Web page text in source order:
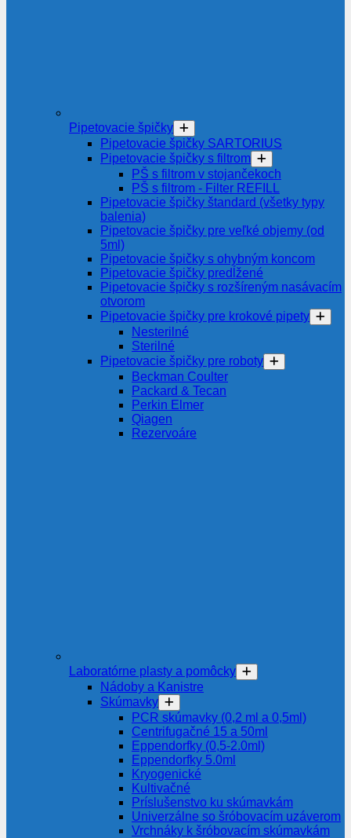
Pipetovacie špičky
Pipetovacie špičky SARTORIUS
Pipetovacie špičky s filtrom
PŠ s filtrom v stojančekoch
PŠ s filtrom - Filter REFILL
Pipetovacie špičky štandard (všetky typy
balenia)
Pipetovacie špičky pre veľké objemy (od
5ml)
Pipetovacie špičky s ohybným koncom
Pipetovacie špičky predĺžené
Pipetovacie špičky s rozšíreným nasávacím
otvorom
Pipetovacie špičky pre krokové pipety
Nesterilné
Sterilné
Pipetovacie špičky pre roboty
Beckman Coulter
Packard & Tecan
Perkin Elmer
Qiagen
Rezervoáre
Laboratórne plasty a pomôcky
Nádoby a Kanistre
Skúmavky
PCR skúmavky (0,2 ml a 0,5ml)
Centrifugačné 15 a 50ml
Eppendorfky (0,5-2.0ml)
Eppendorfky 5.0ml
Kryogenické
Kultivačné
Príslušenstvo ku skúmavkám
Univerzálne so šróbovacím uzáverom
Vrchnáky k šróbovacím skúmavkám